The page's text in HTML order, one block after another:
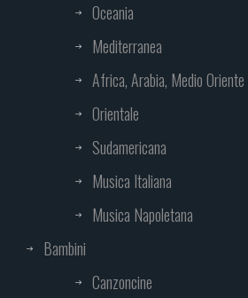
Oceania
Mediterranea
Africa, Arabia, Medio Oriente
Orientale
Sudamericana
Musica Italiana
Musica Napoletana
Bambini
Canzoncine